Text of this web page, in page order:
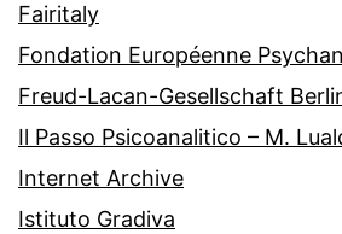
Fairitaly
Fondation Européenne
Freud-Lacan-Gesellschaft
Il Passo Psicoanalitico – M.
Internet Archive
Istituto Gradiva